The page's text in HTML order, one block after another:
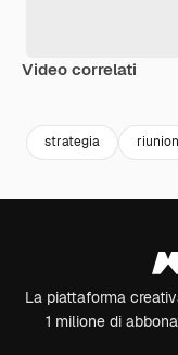
Video correlati
strategia
La piattaforma
1 milione di